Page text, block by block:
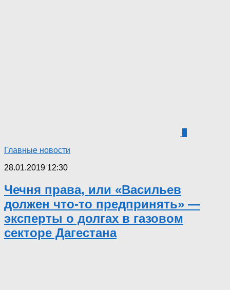
Главные новости
28.01.2019 12:30
Чечня права, или «Васильев
должен что-то предпринять» —
эксперты о долгах в газовом
секторе Дагестана